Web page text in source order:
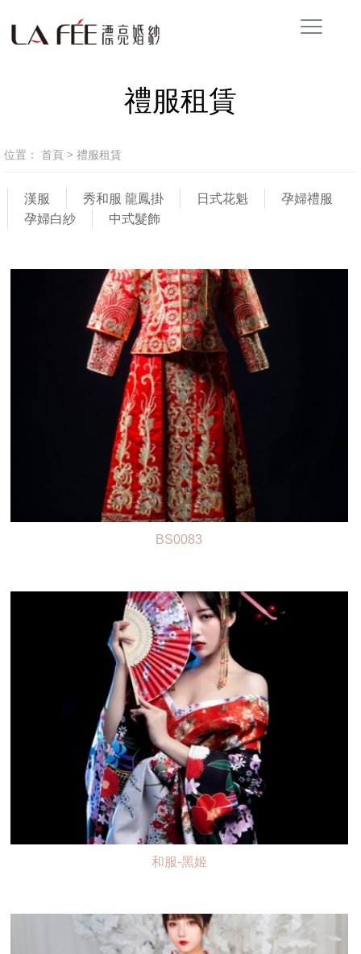
禮服租賃
位置： 首頁 > 禮服租賃
漢服 秀和服 龍鳳掛 日式花魁
孕婦禮服
孕婦白紗
中式髮飾
BS0083
和服-黑姬